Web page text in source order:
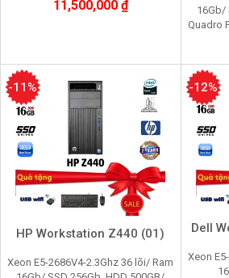
game, youtube, tiktok)
11,500,000 ₫
16Gb/
Quadro
HP Workstation Z440 (01)
Xeon E5-2686V4-2.3Ghz 36 lõi/ Ram
-11%
Dell
Xeon
-12%